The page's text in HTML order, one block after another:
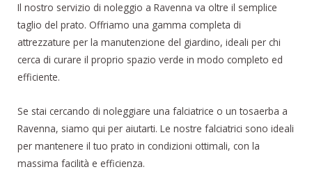
Il nostro servizio di noleggio a Ravenna va oltre il semplice
taglio del prato. Offriamo una gamma completa di
attrezzature per la manutenzione del giardino, ideali per chi
cerca di curare il proprio spazio verde in modo completo ed
efficiente.
Se stai cercando di noleggiare una falciatrice o un tosaerba a
Ravenna, siamo qui per aiutarti. Le nostre falciatrici sono ideali
per mantenere il tuo prato in condizioni ottimali, con la
massima facilità e efficienza.